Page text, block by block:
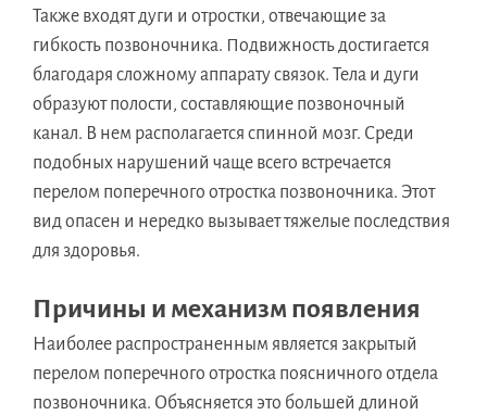
Также входят дуги и отростки, отвечающие за
гибкость позвоночника. Подвижность достигается
благодаря сложному аппарату связок. Тела и дуги
образуют полости, составляющие позвоночный
канал. В нем располагается спинной мозг. Среди
подобных нарушений чаще всего встречается
перелом поперечного отростка позвоночника. Этот
вид опасен и нередко вызывает тяжелые последствия
для здоровья.
Причины и механизм появления
Наиболее распространенным является закрытый
перелом поперечного отростка поясничного отдела
позвоночника. Объясняется это большей длиной